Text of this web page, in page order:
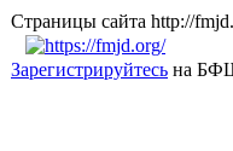
Страницы сайта http://
Зарегистрируйтесь на